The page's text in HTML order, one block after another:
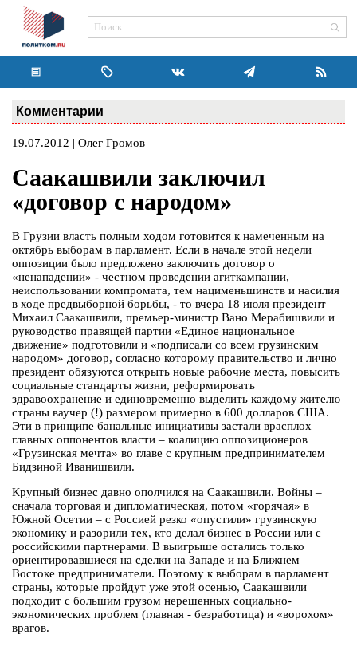
Комментарии
19.07.2012 | Олег Громов
Саакашвили заключил
«договор с народом»
В Грузии власть полным ходом готовится к намеченным на
октябрь выборам в парламент. Если в начале этой недели
оппозиции было предложено заключить договор о
«ненападении» - честном проведении агиткампании,
неиспользовании компромата, тем нацименьшинств и насилия
в ходе предвыборной борьбы, - то вчера 18 июля президент
Михаил Саакашвили, премьер-министр Вано Мерабишвили и
руководство правящей партии «Единое национальное
движение» подготовили и «подписали со всем грузинским
народом» договор, согласно которому правительство и лично
президент обязуются открыть новые рабочие места, повысить
социальные стандарты жизни, реформировать
здравоохранение и единовременно выделить каждому жителю
страны ваучер (!) размером примерно в 600 долларов США.
Эти в принципе банальные инициативы застали врасплох
главных оппонентов власти – коалицию оппозиционеров
«Грузинская мечта» во главе с крупным предпринимателем
Бидзиной Иванишвили.
Крупный бизнес давно ополчился на Саакашвили. Войны –
сначала торговая и дипломатическая, потом «горячая» в
Южной Осетии – с Россией резко «опустили» грузинскую
экономику и разорили тех, кто делал бизнес в России или с
российскими партнерами. В выигрыше остались только
ориентировавшиеся на сделки на Западе и на Ближнем
Востоке предприниматели. Поэтому к выборам в парламент
страны, которые пройдут уже этой осенью, Саакашвили
подходит с большим грузом нерешенных социально-
экономических проблем (главная - безработица) и «ворохом»
врагов.